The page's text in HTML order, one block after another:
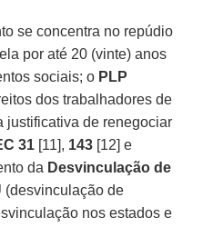
se concentra no repúdio
por até 20 (vinte) anos
sociais; o PLP
dos trabalhadores de
justificativa de renegociar
31 [11], 143 [12] e
da Desvinculação de
(desvinculação de
nos estados e